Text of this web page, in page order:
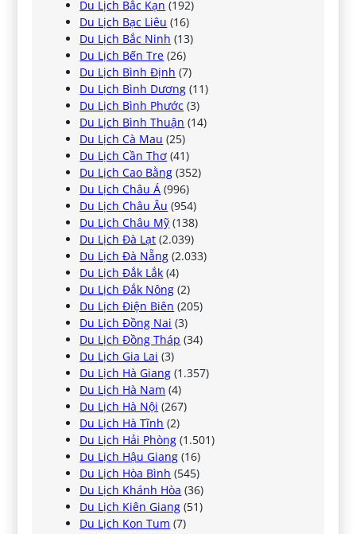
Du Lịch Bắc Kạn (192)
Du Lịch Bạc Liêu (16)
Du Lịch Bắc Ninh (13)
Du Lịch Bến Tre (26)
Du Lịch Bình Định (7)
Du Lịch Bình Dương (11)
Du Lịch Bình Phước (3)
Du Lịch Bình Thuận (14)
Du Lịch Cà Mau (25)
Du Lịch Cần Thơ (41)
Du Lịch Cao Bằng (352)
Du Lịch Châu Á (996)
Du Lịch Châu Âu (954)
Du Lịch Châu Mỹ (138)
Du Lịch Đà Lạt (2.039)
Du Lịch Đà Nẵng (2.033)
Du Lịch Đắk Lắk (4)
Du Lịch Đắk Nông (2)
Du Lịch Điện Biên (205)
Du Lịch Đồng Nai (3)
Du Lịch Đồng Tháp (34)
Du Lịch Gia Lai (3)
Du Lịch Hà Giang (1.357)
Du Lịch Hà Nam (4)
Du Lịch Hà Nội (267)
Du Lịch Hà Tĩnh (2)
Du Lịch Hải Phòng (1.501)
Du Lịch Hậu Giang (16)
Du Lịch Hòa Bình (545)
Du Lịch Khánh Hòa (36)
Du Lịch Kiên Giang (51)
Du Lịch Kon Tum (7)